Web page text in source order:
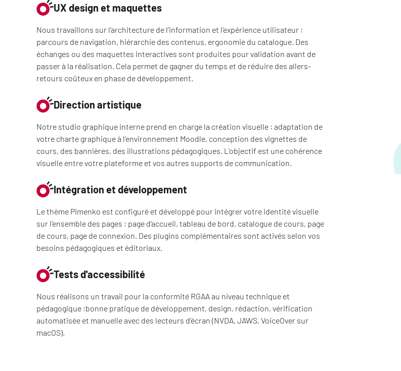
UX design et maquettes
Nous travaillons sur l’architecture de l’information et l’expérience utilisateur :
parcours de navigation, hiérarchie des contenus, ergonomie du catalogue. Des
échanges ou des maquettes interactives sont produites pour validation avant de
passer à la réalisation. Cela permet de gagner du temps et de réduire des allers-
retours coûteux en phase de développement.
Direction artistique
Notre studio graphique interne prend en charge la création visuelle : adaptation de
votre charte graphique à l’environnement Moodle, conception des vignettes de
cours, des bannières, des illustrations pédagogiques. L’objectif est une cohérence
visuelle entre votre plateforme et vos autres supports de communication.
Intégration et développement
Le thème Pimenko est configuré et développé pour intégrer votre identité visuelle
sur l’ensemble des pages : page d’accueil, tableau de bord, catalogue de cours, page
de cours, page de connexion. Des plugins complémentaires sont activés selon vos
besoins pédagogiques et éditoriaux.
Tests d'accessibilité
Nous réalisons un travail pour la conformité RGAA au niveau technique et
pédagogique :bonne pratique de développement, design, rédaction, vérification
automatisée et manuelle avec des lecteurs d’écran (NVDA, JAWS, VoiceOver sur
macOS).